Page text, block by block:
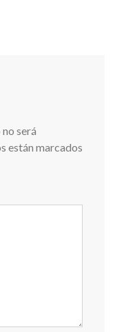
será
están marcados